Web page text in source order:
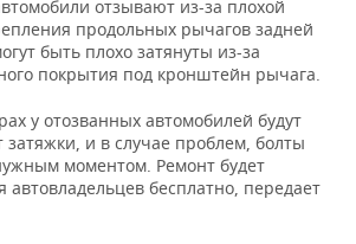
отзывают из-за плохой
продольных рычагов задней
быть плохо затянуты из-за
покрытия под кронштейн рычага.
у отозванных автомобилей будут
и в случае проблем, болты
моментом. Ремонт будет
автовладельцев бесплатно, передает